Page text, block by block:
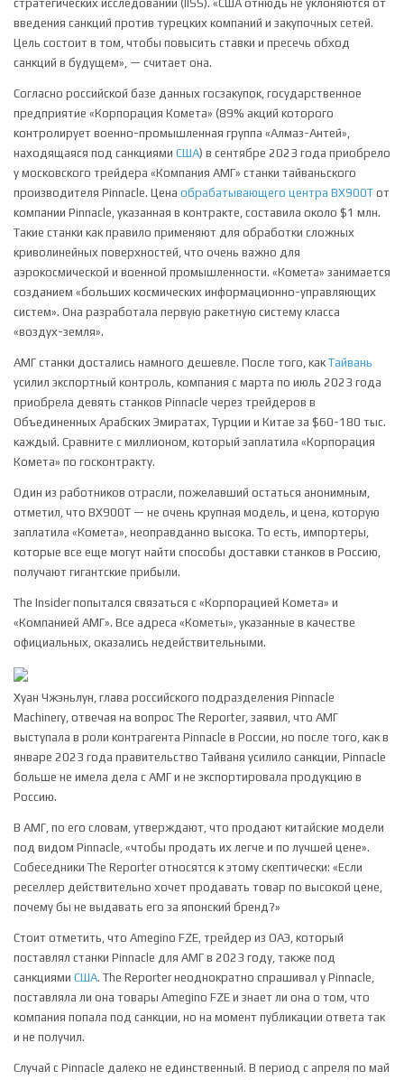
стратегических исследований (IISS). «США отнюдь не уклоняются от
введения санкций против турецких компаний и закупочных сетей.
Цель состоит в том, чтобы повысить ставки и пресечь обход
санкций в будущем», — считает она.
Согласно российской базе данных госзакупок, государственное
предприятие «Корпорация Комета» (89% акций которого
контролирует военно-промышленная группа «Алмаз-Антей»,
находящаяся под санкциями США) в сентябре 2023 года приобрело
у московского трейдера «Компания АМГ» станки тайваньского
производителя Pinnacle. Цена обрабатывающего центра BX900T от
компании Pinnacle, указанная в контракте, составила около $1 млн.
Такие станки как правило применяют для обработки сложных
криволинейных поверхностей, что очень важно для
аэрокосмической и военной промышленности. «Комета» занимается
созданием «больших космических информационно-управляющих
систем». Она разработала первую ракетную систему класса
«воздух-земля».
АМГ станки достались намного дешевле. После того, какТайвань
усилил экспортный контроль, компания с марта по июль 2023 года
приобрела девять станков Pinnacle через трейдеров в
Объединенных Арабских Эмиратах, Турции и Китае за $60-180 тыс.
каждый. Сравните с миллионом, который заплатила «Корпорация
Комета» по госконтракту.
Один из работников отрасли, пожелавший остаться анонимным,
отметил, что BX900T — не очень крупная модель, и цена, которую
заплатила «Комета», неоправданно высока. То есть, импортеры,
которые все еще могут найти способы доставки станков в Россию,
получают гигантские прибыли.
The Insider попытался связаться с «Корпорацией Комета» и
«Компанией АМГ». Все адреса «Кометы», указанные в качестве
официальных, оказались недействительными.
Хуан Чжэньлун, глава российского подразделения Pinnacle
Machinery, отвечая на вопрос The Reporter, заявил, что АМГ
выступала в роли контрагента Pinnacle в России, но после того, как в
январе 2023 года правительство Тайваня усилило санкции, Pinnacle
больше не имела дела с АМГ и не экспортировала продукцию в
Россию.
В АМГ, по его словам, утверждают, что продают китайские модели
под видом Pinnacle, «чтобы продать их легче и по лучшей цене».
Собеседники The Reporter относятся к этому скептически: «Если
реселлер действительно хочет продавать товар по высокой цене,
почему бы не выдавать его за японский бренд?»
Стоит отметить, что Amegino FZE, трейдер из ОАЭ, который
поставлял станки Pinnacle для АМГ в 2023 году, также под
санкциями США. The Reporter неоднократно спрашивал у Pinnacle,
поставляла ли она товары Amegino FZE и знает ли она о том, что
компания попала под санкции, но на момент публикации ответа так
и не получил.
Случай с Pinnacle далеко не единственный. В период с апреля по май